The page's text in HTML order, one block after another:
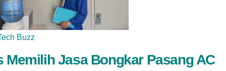
Buzz
Memilih Jasa Bongkar Pasang AC